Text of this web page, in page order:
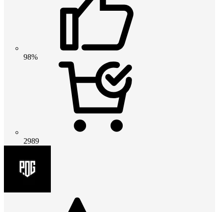
98%
2989